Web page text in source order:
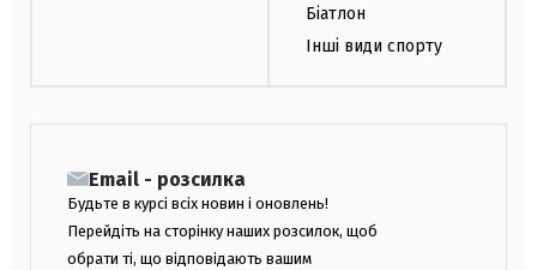
Біатлон
Інші види спорту
Email - розсилка
Будьте в курсі всіх новин і оновлень!
Перейдіть на сторінку наших розсилок, щоб
обрати ті, що відповідають вашим